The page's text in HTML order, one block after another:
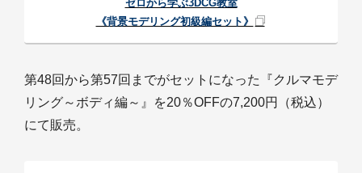
ゼロから学ぶ3DCG教室
《背景モデリング初級編セット》
第48回から第57回までがセットになった『クルマモデ
リング～ボディ編～』を20％OFFの7,200円（税込）
にて販売。